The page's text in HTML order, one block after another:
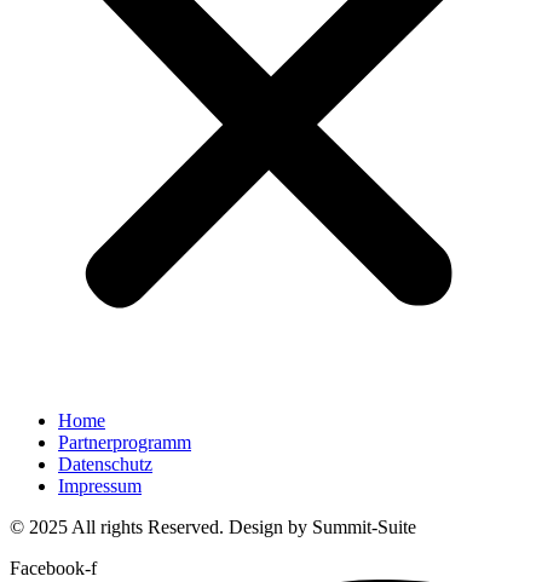
Home
Partnerprogramm
Datenschutz
Impressum
© 2025 All rights Reserved. Design by Summit-Suite
Facebook-f